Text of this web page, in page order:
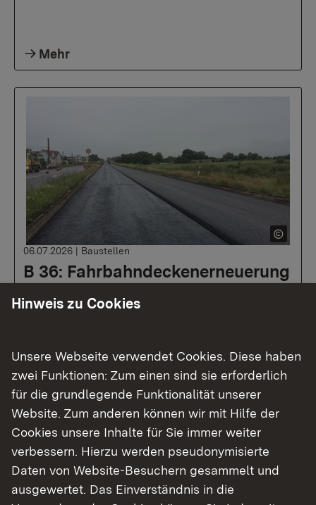
Mehr
B 36: Fahrbahndeckenerneuerung
06.07.2026 | Baustellen
Hinweis zu Cookies
Unsere Webseite verwendet Cookies. Diese haben
zwei Funktionen: Zum einen sind sie erforderlich
für die grundlegende Funktionalität unserer
Website. Zum anderen können wir mit Hilfe der
Cookies unsere Inhalte für Sie immer weiter
verbessern. Hierzu werden pseudonymisierte
Daten von Website-Besuchern gesammelt und
ausgewertet. Das Einverständnis in die